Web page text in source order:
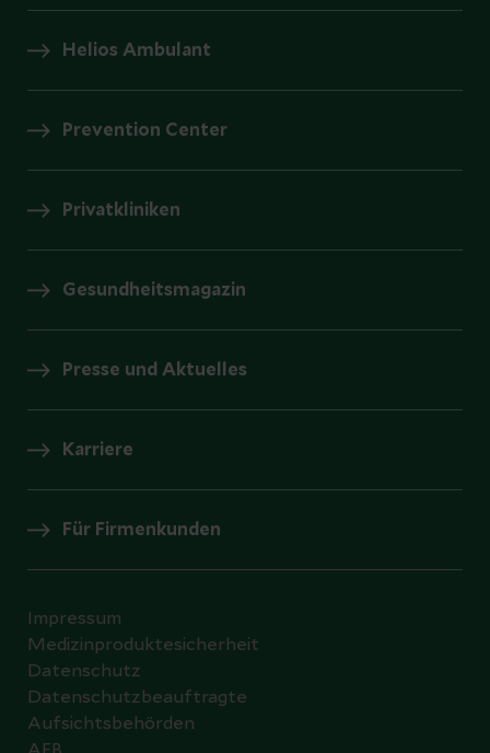
Helios Ambulant
Prevention Center
Privatkliniken
Gesundheitsmagazin
Presse und Aktuelles
Karriere
Für Firmenkunden
Impressum
Medizinproduktesicherheit
Datenschutz
Datenschutzbeauftragte
Aufsichtsbehörden